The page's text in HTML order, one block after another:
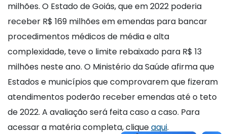
milhões. O Estado de Goiás, que em 2022 poderia
receber R$ 169 milhões em emendas para bancar
procedimentos médicos de média e alta
complexidade, teve o limite rebaixado para R$ 13
milhões neste ano. O Ministério da Saúde afirma que
Estados e municípios que comprovarem que fizeram
atendimentos poderão receber emendas até o teto
de 2022. A avaliação será feita caso a caso. Para
acessar a matéria completa, cliqueaqui.